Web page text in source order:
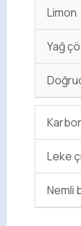
Limon
Yağ
Leke
Nemli